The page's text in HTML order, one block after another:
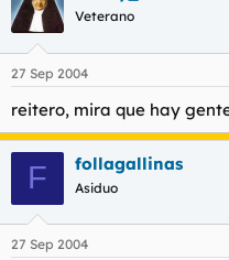
Veterano
27 Sep 2004
reitero, mira que hay
F follagallinas
Asiduo
27 Sep 2004